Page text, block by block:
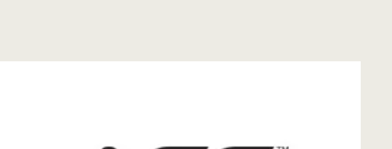
Minelab Vanquish